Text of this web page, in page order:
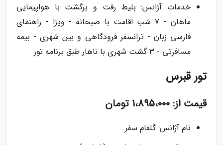
خدمات آژانس: بلیط رفت و برگشت با هواپیمایی
ماهان - 7 شب اقامت با صبحانه - ویزا - راهنمای
فارسی زبان - ترانسفر فرودگاهی و بین شهری - بیمه
مسافرتی - 3 گشت شهری با ناهار طبق برنامه تور
تور قبرس
قیمت از: 1،895،000 تومان
نام آژانس: گلفام سفر